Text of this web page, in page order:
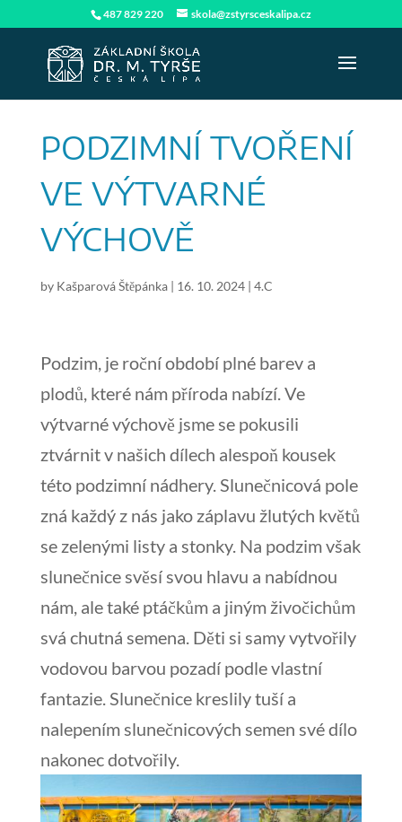
487 829 220 skola@zstyrsceskalipa.cz
PODZIMNÍ TVOŘENÍ
VE VÝTVARNÉ
VÝCHOVĚ
by Kašparová Štěpánka| 16. 10. 2024| 4.C
Podzim, je roční období plné barev a
plodů, které nám příroda nabízí. Ve
výtvarné výchově jsme se pokusili
ztvárnit v našich dílech alespoň kousek
této podzimní nádhery. Slunečnicová pole
zná každý z nás jako záplavu žlutých květů
se zelenými listy a stonky. Na podzim však
slunečnice svěsí svou hlavu a nabídnou
nám, ale také ptáčkům a jiným živočichům
svá chutná semena. Děti si samy vytvořily
vodovou barvou pozadí podle vlastní
fantazie. Slunečnice kreslily tuší a
nalepením slunečnicových semen své dílo
nakonec dotvořily.